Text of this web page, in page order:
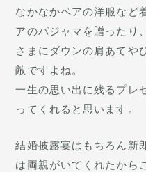
なかなかペアの洋服など
アのパジャマを贈ったり
さまにダウンの肩あてや
敵ですよね。
一生の思い出に残るプレ
ってくれると思います。
結婚披露宴はもちろん新
は両親がいてくれたから